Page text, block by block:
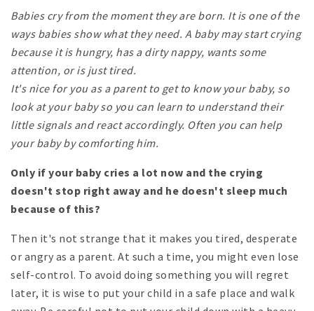
Babies cry from the moment they are born. It is one of the
ways babies show what they need. A baby may start crying
because it is hungry, has a dirty nappy, wants some
attention, or is just tired.
It's nice for you as a parent to get to know your baby, so
look at your baby so you can learn to understand their
little signals and react accordingly. Often you can help
your baby by comforting him.
Only if your baby cries a lot now and the crying
doesn't stop right away and he doesn't sleep much
because of this?
Then it's not strange that it makes you tired, desperate
or angry as a parent. At such a time, you might even lose
self-control. To avoid doing something you will regret
later, it is wise to put your child in a safe place and walk